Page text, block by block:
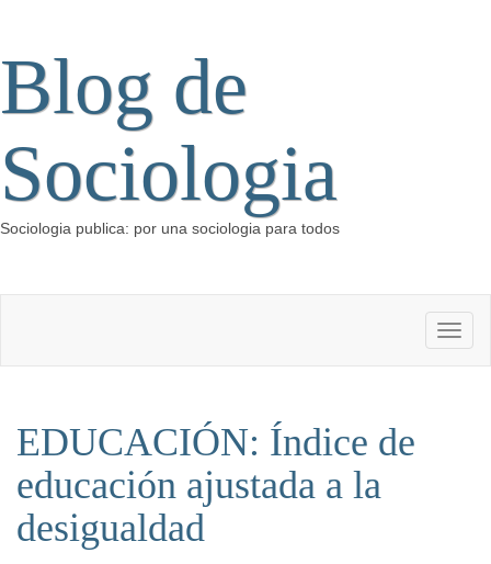
Blog de
Sociologia
Sociologia publica: por una sociologia para todos
EDUCACIÓN: Índice de
educación ajustada a la
desigualdad